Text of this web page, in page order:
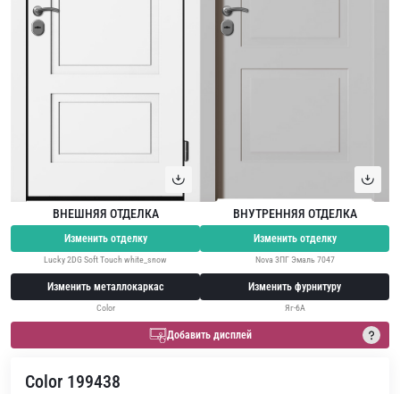
ВНЕШНЯЯ ОТДЕЛКА
Изменить отделку
Lucky 2DG Soft Touch white_snow
Изменить металлокаркас
Color
ВНУТРЕННЯЯ ОТДЕЛКА
Изменить отделку
Nova 3ПГ Эмаль 7047
Изменить фурнитуру
Яг-6А
Добавить дисплей
Color 199438